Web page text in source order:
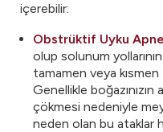
içerebilir:
Obstrüktif Uyku
olup solunum
tamamen veya kısmen
Genellikle
çökmesi nedeniyle
neden olan bu ataklar